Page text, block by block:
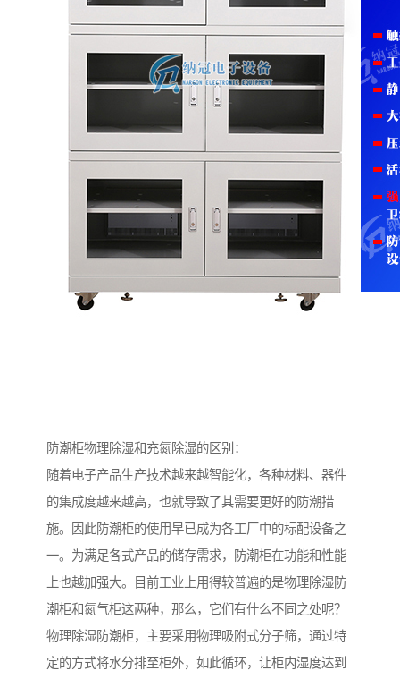
防潮柜物理除湿和充氮除湿的区别：
随着电子产品生产技术越来越智能化，各种材料、器件
的集成度越来越高，也就导致了其需要更好的防潮措
施。因此防潮柜的使用早已成为各工厂中的标配设备之
一。为满足各式产品的储存需求，防潮柜在功能和性能
上也越加强大。目前工业上用得较普遍的是物理除湿防
潮柜和氮气柜这两种，那么，它们有什么不同之处呢？
物理除湿防潮柜，主要采用物理吸附式分子筛，通过特
定的方式将水分排至柜外，如此循环，让柜内湿度达到